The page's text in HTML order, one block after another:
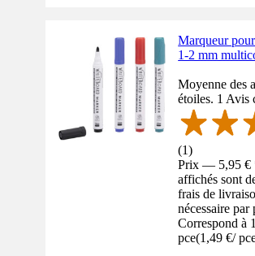
Marqueur
1-2 mm
Moyenne des
étoiles. 1 Avis
(1)
Prix — 5,95 €
affichés sont
frais de
nécessaire par
Correspond à
pce(1,49 €/